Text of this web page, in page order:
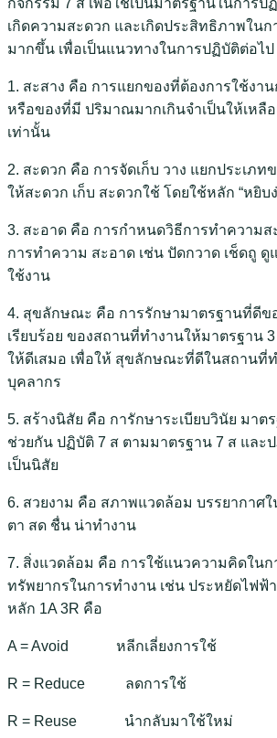
กิจกรรม 7 ส เพื่อใช้เป็นมาตรฐานในการป
เกิดความสะดวก และเกิดประสิทธิภาพในก
มากขึ้น เพื่อเป็นแนวทางในการปฏิบัติต่อไ
1. สะสาง คือ การแยกของที่ต้องการใช้งา
หรือของที่มี ปริมาณมากเกินจำเป็นให้เหลือ
เท่านั้น
2. สะดวก คือ การจัดเก็บ วาง แยกประเภท
ให้สะดวก เก็บ สะดวกใช้ โดยใช้หลัก “หยิบ
3. สะอาด คือ การกำหนดวิธีการทำความ
การทำความ สะอาด เช่น ปัดกวาด เช็ดถู ดู
ใช้งาน
4. สุขลักษณะ คือ การรักษามาตรฐานที่ดีขอ
เรียบร้อย ของสถานที่ทำงานให้มาตรฐาน
ให้ดีเสมอ เพื่อให้ สุขลักษณะที่ดีในสถานที่
บุคลากร
5. สร้างนิสัย คือ การักษาระเบียบวินัย มาต
ช่วยกัน ปฏิบัติ 7 ส ตามมาตรฐาน 7 ส และ
เป็นนิสัย
6. สวยงาม คือ สภาพแวดล้อม บรรยากาศ
ตา สด ชื่น น่าทำงาน
7. สิ่งแวดล้อม คือ การใช้แนวความคิดในก
ทรัพยากรในการทำงาน เช่น ประหยัดไฟฟ้
หลัก 1A 3R คือ
A = Avoid หลีกเลี่ยงการใช้
R = Reduce ลดการใช้
R = Reuse นำกลับมาใช้ใหม่